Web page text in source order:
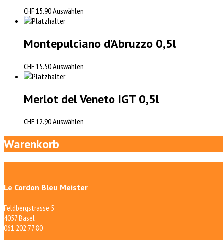
CHF15.90Auswählen
Montepulciano d’Abruzzo 0,5l
CHF15.50Auswählen
Merlot del Veneto IGT 0,5l
CHF12.90Auswählen
Warenkorb
Le Cordon Bleu Meister
Feldbergstrasse 5
4057 Basel
061 202 77 80